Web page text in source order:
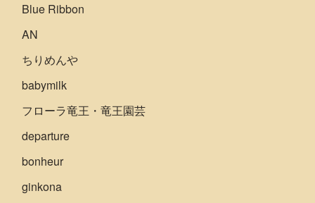
Blue Ribbon
AN
ちりめんや
babymilk
フローラ竜王・竜王園芸
departure
bonheur
ginkona